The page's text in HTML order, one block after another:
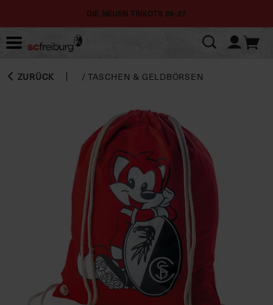
DIE NEUEN TRIKOTS 26-27
ZURÜCK /TASCHEN & GELDBÖRSEN